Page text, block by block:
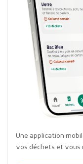
Une application
vos déchets et vous